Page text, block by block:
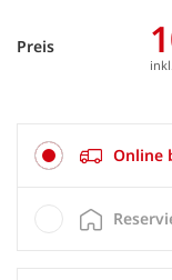
Preis
Online